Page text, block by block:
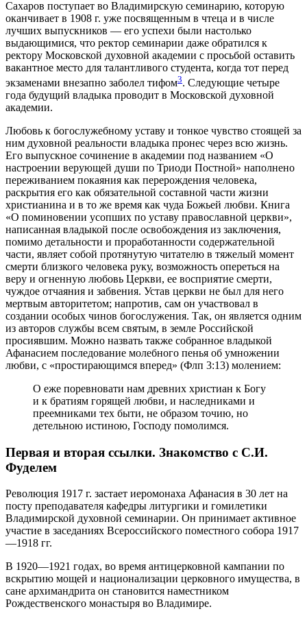
Сахаров поступает во Владимирскую семинарию, которую
оканчивает в 1908 г. уже посвященным в чтеца и в числе
лучших выпускников — его успехи были настолько
выдающимися, что ректор семинарии даже обратился к
ректору Московской духовной академии с просьбой оставить
вакантное место для талантливого студента, когда тот перед
экзаменами внезапно заболел тифом3. Следующие четыре
года будущий владыка проводит в Московской духовной
академии.
Любовь к богослужебному уставу и тонкое чувство стоящей за
ним духовной реальности владыка пронес через всю жизнь.
Его выпускное сочинение в академии под названием «О
настроении верующей души по Триоди Постной» наполнено
переживанием покаяния как перерождения человека,
раскрытия его как обязательной составной части жизни
христианина и в то же время как чуда Божьей любви. Книга
«О поминовении усопших по уставу православной церкви»,
написанная владыкой после освобождения из заключения,
помимо детальности и проработанности содержательной
части, являет собой протянутую читателю в тяжелый момент
смерти близкого человека руку, возможность опереться на
веру и огненную любовь Церкви, ее восприятие смерти,
чуждое отчаяния и забвения. Устав церкви не был для него
мертвым авторитетом; напротив, сам он участвовал в
создании особых чинов богослужения. Так, он является одним
из авторов службы всем святым, в земле Российской
просиявшим. Можно назвать также собранное владыкой
Афанасием последование молебного пенья об умножении
любви, с «простирающимся вперед» (Флп 3:13) молением:
О еже поревновати нам древних христиан к Богу
и к братиям горящей любви, и наследниками и
преемниками тех быти, не образом точию, но
детельною истиною, Господу помолимся.
Первая и вторая ссылки. Знакомство с С.И.
Фуделем
Революция 1917 г. застает иеромонаха Афанасия в 30 лет на
посту преподавателя кафедры литургики и гомилетики
Владимирской духовной семинарии. Он принимает активное
участие в заседаниях Всероссийского поместного собора 1917
—1918 гг.
В 1920—1921 годах, во время антицерковной кампании по
вскрытию мощей и национализации церковного имущества, в
сане архимандрита он становится наместником
Рождественского монастыря во Владимире.